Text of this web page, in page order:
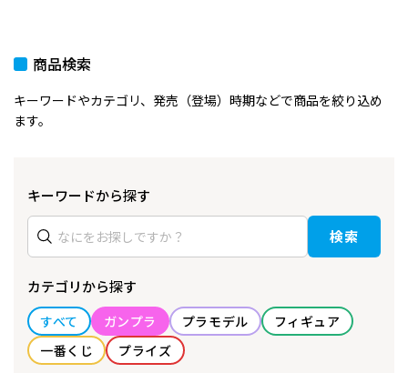
商品検索
キーワードやカテゴリ、発売（登場）時期などで商品を絞り込め
ます。
キーワードから探す
検索
カテゴリから探す
すべて ガンプラ プラモデル
フィギュア
一番くじ
プライズ